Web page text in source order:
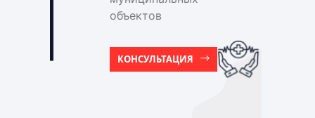
объектов
КОНСУЛЬТАЦИЯ